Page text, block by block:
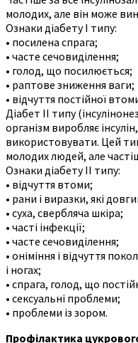
молодих, але він може
Ознаки діабету І типу:
• посилена спрага;
• часте сечовиділення;
• голод, що посилюється;
• раптове зниження ваги;
• відчуття постійної
Діабет II типу
організм виробляє
використовувати. Цей
молодих людей, але
Ознаки діабету II типу:
• відчуття втоми;
• рани і виразки, які
• суха, свербляча шкіра;
• часті інфекції;
• часте сечовиділення;
• оніміння і відчуття
і ногах;
• спрага, голод, що
• сексуальні проблеми;
• проблеми із зором.
Профілактика